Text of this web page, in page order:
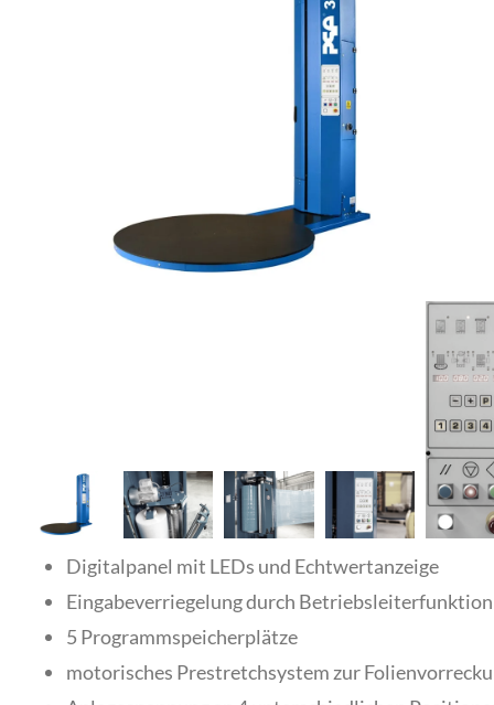
Digitalpanel mit LEDs und Echtwertanzeige
Eingabeverriegelung durch Betriebsleiterfunktion
5 Programmspeicherplätze
motorisches Prestretchsystem zur